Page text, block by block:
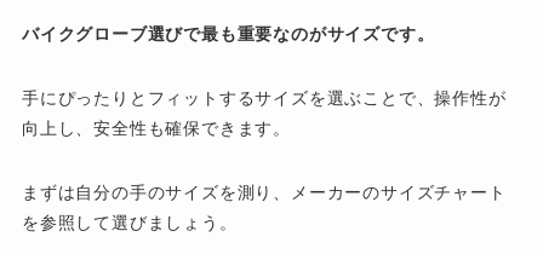
バイクグローブ選びで最も重要なのがサイズです。
手にぴったりとフィットするサイズを選ぶことで、操作性が
向上し、安全性も確保できます。
まずは自分の手のサイズを測り、メーカーのサイズチャート
を参照して選びましょう。